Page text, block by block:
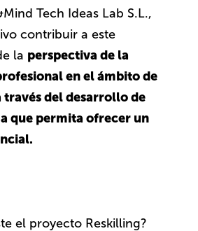
Tech Ideas Lab S.L.,
contribuir a este
la perspectiva de la
en el ámbito de
través del desarrollo de
que permita ofrecer un
el proyecto Reskilling?